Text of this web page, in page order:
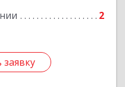
2